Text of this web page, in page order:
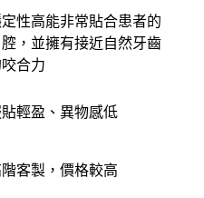
性高能非常貼合患者的
腔，並擁有接近自然牙齒
合力
貼輕盈、異物感低
客製，價格較高